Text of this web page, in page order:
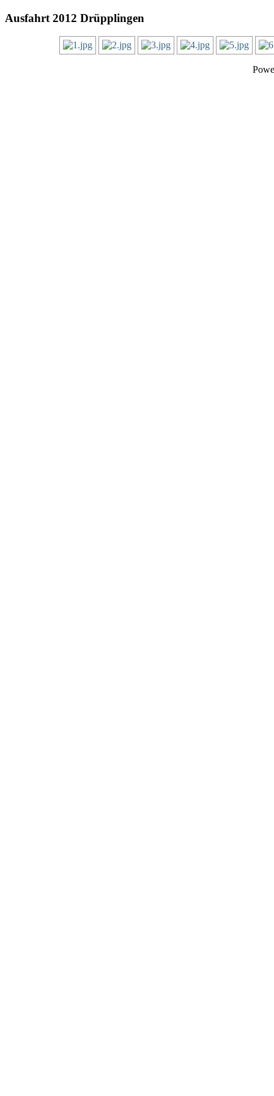
Ausfahrt 2012 Drüpplingen